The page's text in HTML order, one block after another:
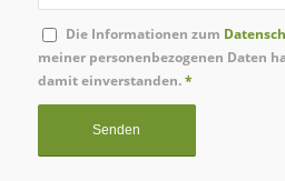
Die Informationen zum
meiner personenbezogenen Daten
damit einverstanden.*